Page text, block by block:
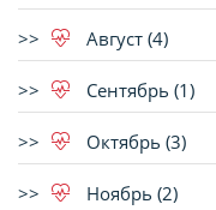
Август (4)
Сентябрь (1)
Октябрь (3)
Ноябрь (2)